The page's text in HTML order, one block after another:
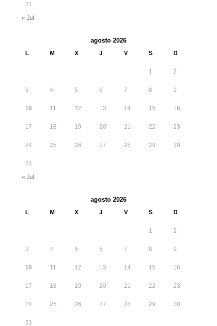
31
« Jul
agosto 2026
L M X J V S D
1 2
3 4 5 6 7 8 9
10 11 12 13 14 15 16
17 18 19 20 21 22 23
24 25 26 27 28 29 30
31
« Jul
agosto 2026
L M X J V S D
1 2
3 4 5 6 7 8 9
10 11 12 13 14 15 16
17 18 19 20 21 22 23
24 25 26 27 28 29 30
31